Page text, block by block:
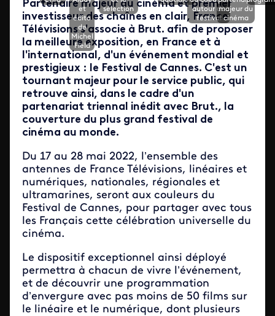
et
édito
de
Michel
Field
sélection
autour du
festival
majeur du
cinéma
Partenaire majeur du cinéma et premier
investisseur des chaînes en clair, France
Télévisions s'associe à Brut. afin de proposer
la meilleure exposition, en France et à
l'international, d'un événement mondial et
prestigieux : le Festival de Cannes. C'est un
tournant majeur pour le service public, qui
retrouve ainsi, dans le cadre d'un
partenariat triennal inédit avec Brut., la
couverture du plus grand festival de
cinéma au monde.
Du 17 au 28 mai 2022, l’ensemble des
antennes de France Télévisions, linéaires et
numériques, nationales, régionales et
ultramarines, seront aux couleurs du
Festival de Cannes, pour partager avec tous
les Français cette célébration universelle du
cinéma.
Le dispositif exceptionnel ainsi déployé
permettra à chacun de vivre l’événement,
et de découvrir une programmation
d’envergure avec pas moins de 50 films sur
le linéaire et le numérique, dont plusieurs